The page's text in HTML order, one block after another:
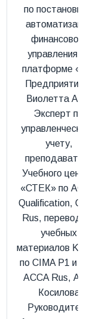
по
финансового
управления
платформе
Виолетта
Эксперт по
учету,
Учебного
«СТЕК» по
Qualification,
Rus,
учебных
материалов
по CIMA P1 и
ACCA Rus,
Косилова